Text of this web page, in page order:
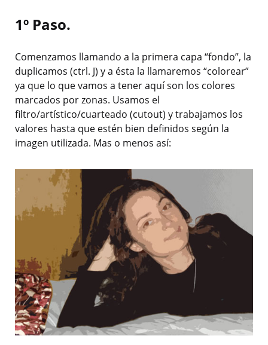
1º Paso.
Comenzamos llamando a la primera capa “fondo”, la
duplicamos (ctrl. J) y a ésta la llamaremos “colorear”
ya que lo que vamos a tener aquí son los colores
marcados por zonas. Usamos el
filtro/artístico/cuarteado (cutout) y trabajamos los
valores hasta que estén bien definidos según la
imagen utilizada. Mas o menos así: